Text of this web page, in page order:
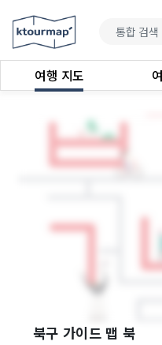
여행 지도
북구 가이드 맵 북